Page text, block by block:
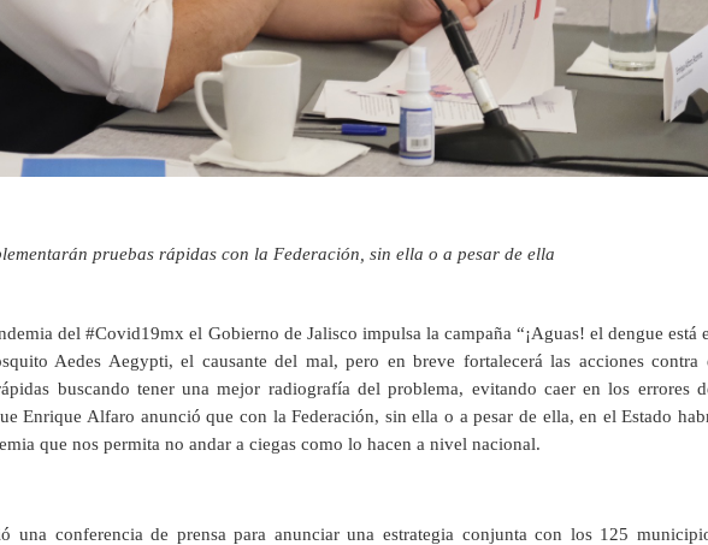
pruebas rápidas con la Federación, sin ella o a pesar de ella
del #Covid19mx el Gobierno de Jalisco impulsa la campaña “¡Aguas! el dengue está
Aedes Aegypti, el causante del mal, pero en breve fortalecerá las acciones contra
buscando tener una mejor radiografía del problema, evitando caer en los errores
Enrique Alfaro anunció que con la Federación, sin ella o a pesar de ella, en el Estado
que nos permita no andar a ciegas como lo hacen a nivel nacional.
una conferencia de prensa para anunciar una estrategia conjunta con los 125